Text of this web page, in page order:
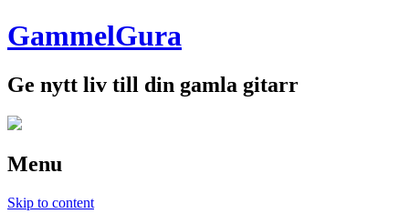
GammelGura
Ge nytt liv till din gamla gitarr
Menu
Skip to content